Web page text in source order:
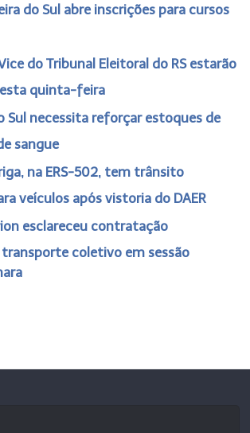
do Sul abre inscrições para cursos
do Tribunal Eleitoral do RS estarão
quinta-feira
Sul necessita reforçar estoques de
sangue
na ERS-502, tem trânsito
veículos após vistoria do DAER
esclareceu contratação
coletivo em sessão